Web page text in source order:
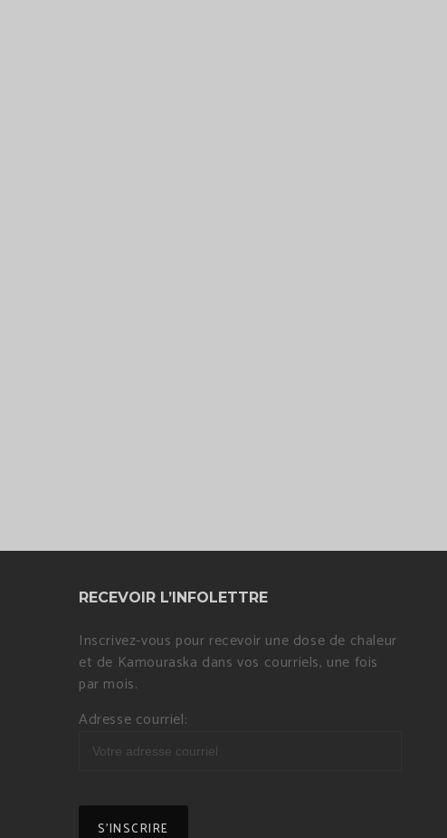
RECEVOIR L’INFOLETTRE
Inscrivez-vous pour recevoir une dose de chaleur
et de Kamouraska dans vos courriels, une fois
par mois.
Adresse courriel: